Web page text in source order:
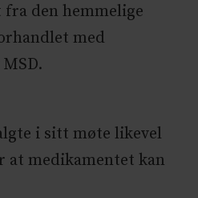
lever 4,3 måneder
mandag ta
også kan
et PD-L1 utrykk på
med
fra den hemmelige
med
i sitt møte likevel
at medikamentet kan